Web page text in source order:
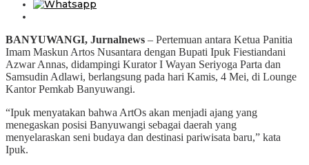
BANYUWANGI, Jurnalnews – Pertemuan antara Ketua Panitia
Imam Maskun Artos Nusantara dengan Bupati Ipuk Fiestiandani
Azwar Annas, didampingi Kurator I Wayan Seriyoga Parta dan
Samsudin Adlawi, berlangsung pada hari Kamis, 4 Mei, di Lounge
Kantor Pemkab Banyuwangi.
“Ipuk menyatakan bahwa ArtOs akan menjadi ajang yang
menegaskan posisi Banyuwangi sebagai daerah yang
menyelaraskan seni budaya dan destinasi pariwisata baru,” kata
Ipuk.